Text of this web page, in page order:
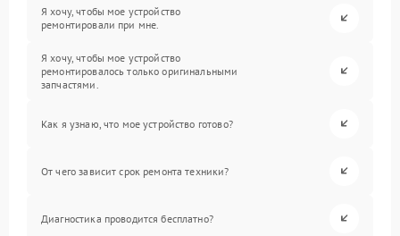
Я хочу, чтобы мое устройство
ремонтировали при мне.
Я хочу, чтобы мое устройство
ремонтировалось только оригинальными
запчастями.
Как я узнаю, что мое устройство готово?
От чего зависит срок ремонта техники?
Диагностика проводится бесплатно?